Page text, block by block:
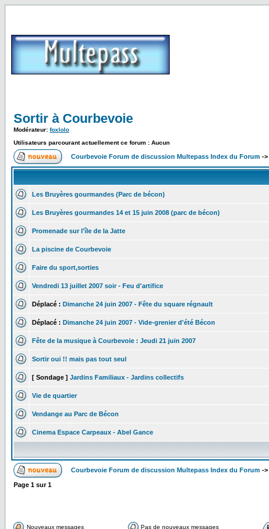
Sortir à Courbevoie
Modérateur: foxlolo
Utilisateurs parcourant actuellement ce forum : Aucun
Courbevoie Forum de discussion Multepass Index du Forum ->
Les Bruyères gourmandes (Parc de bécon)
Les Bruyères gourmandes 14 et 15 juin 2008 (parc de bécon)
Promenade sur l'île de la Jatte
La piscine de Courbevoie
Faire du sport,sorties
Vendredi 13 juillet 2007 soir - Feu d'artifice
Déplacé : Dimanche 24 juin 2007 - Fête du square régnault
Déplacé : Dimanche 24 juin 2007 - Vide-grenier d'été Bécon
Fête de la musique à Courbevoie : Jeudi 21 juin 2007
Sortir oui !! mais pas tout seul
[ Sondage ] Jardins Familiaux - Jardins collectifs
Vie de quartier
Vendange au Parc de Bécon
Cinema Espace Carpeaux - Abel Gance
Courbevoie Forum de discussion Multepass Index du Forum ->
Page 1 sur1
Nouveaux messages Pas de nouveaux messages